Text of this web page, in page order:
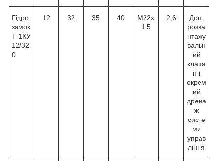
Гідро
замок
Т-1КУ
12/32
0
12 32 35 40
М22х
1,5
2,6
Доп.
розва
нтажу
вальн
ий
клапа
н і
окрем
ий
дрена
ж
систе
ми
управ
ління